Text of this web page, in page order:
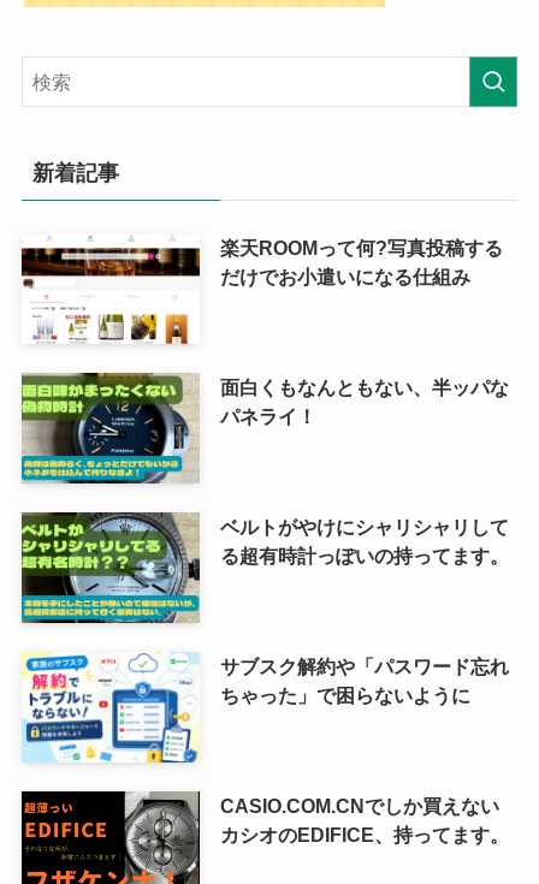
新着記事
楽天ROOMって何?写真投稿する
だけでお小遣いになる仕組み
面白くもなんともない、半ッパな
パネライ！
ベルトがやけにシャリシャリして
る超有時計っぽいの持ってます。
サブスク解約や「パスワード忘れ
ちゃった」で困らないように
CASIO.COM.CNでしか買えない
カシオのEDIFICE、持ってます。